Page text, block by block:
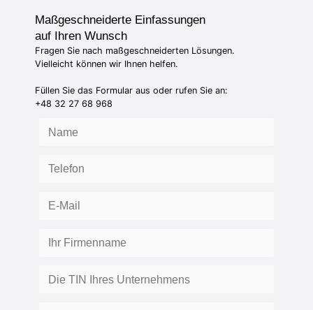
Maßgeschneiderte Einfassungen
auf Ihren Wunsch
Fragen Sie nach maßgeschneiderten Lösungen.
Vielleicht können wir Ihnen helfen.
Füllen Sie das Formular aus oder rufen Sie an:
+48 32 27 68 968